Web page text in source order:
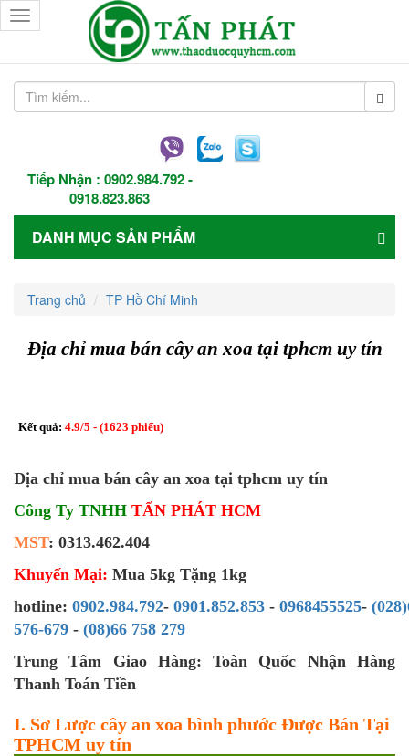
Tiếp Nhận : 0902.984.792-
0918.823.863
Toggle
navigation
DANH MỤC SẢN PHẨM
Trang chủ TP Hồ Chí Minh
Địa chỉ mua bán cây an xoa tại tphcm uy tín
Kết quả: 4.9/5 - (1623 phiếu)
Địa chỉ mua bán cây an xoa tại tphcm uy tín
Công Ty TNHH TẤN PHÁT HCM
MST: 0313.462.404
Khuyến Mại: Mua 5kg Tặng 1kg
hotline: 0902.984.792- 0901.852.853 - 0968455525-
576-679 - (08)66 758 279
Trung Tâm Giao Hàng: Toàn Quốc Nhận Hàng
Thanh Toán Tiền
I. Sơ Lược cây an xoa bình phước Được Bán Tại
TPHCM uy tín